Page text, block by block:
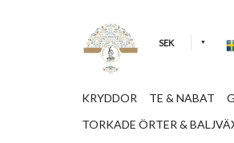
SEK
KRYDDOR TE & NABAT
TORKADE ÖRTER &